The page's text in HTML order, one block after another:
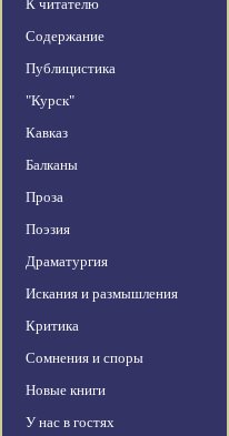
К читателю
Содержание
Публицистика
"Курск"
Кавказ
Балканы
Проза
Поэзия
Драматургия
Искания и размышления
Критика
Сомнения и споры
Новые книги
У нас в гостях